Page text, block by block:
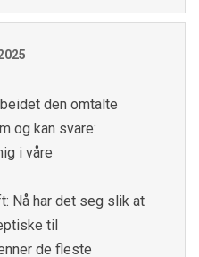
den omtalte
og kan svare:
i våre
Nå har det seg slik at
til
de fleste